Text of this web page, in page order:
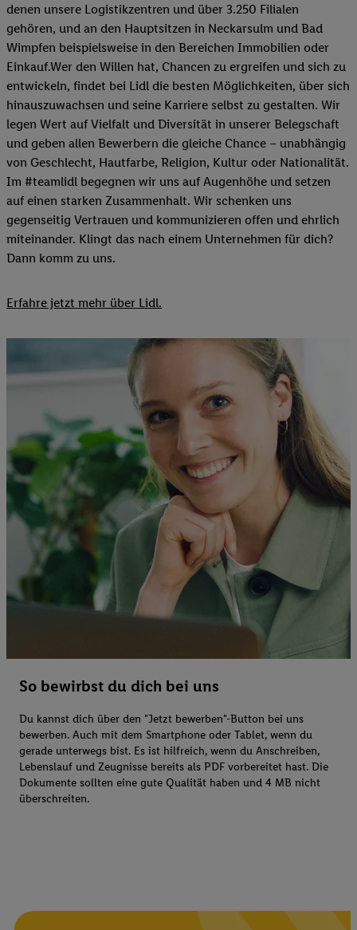
denen unsere Logistikzentren und über 3.250 Filialen
gehören, und an den Hauptsitzen in Neckarsulm und Bad
Wimpfen beispielsweise in den Bereichen Immobilien oder
Einkauf.Wer den Willen hat, Chancen zu ergreifen und sich zu
entwickeln, findet bei Lidl die besten Möglichkeiten, über sich
hinauszuwachsen und seine Karriere selbst zu gestalten. Wir
legen Wert auf Vielfalt und Diversität in unserer Belegschaft
und geben allen Bewerbern die gleiche Chance – unabhängig
von Geschlecht, Hautfarbe, Religion, Kultur oder Nationalität.
Im #teamlidl begegnen wir uns auf Augenhöhe und setzen
auf einen starken Zusammenhalt. Wir schenken uns
gegenseitig Vertrauen und kommunizieren offen und ehrlich
miteinander. Klingt das nach einem Unternehmen für dich?
Dann komm zu uns.​
Erfahre jetzt mehr über Lidl.
So bewirbst du dich bei uns
Du kannst dich über den "Jetzt bewerben"-Button bei uns
bewerben. Auch mit dem Smartphone oder Tablet, wenn du
gerade unterwegs bist. Es ist hilfreich, wenn du Anschreiben,
Lebenslauf und Zeugnisse bereits als PDF vorbereitet hast. Die
Dokumente sollten eine gute Qualität haben und 4 MB nicht
überschreiten.